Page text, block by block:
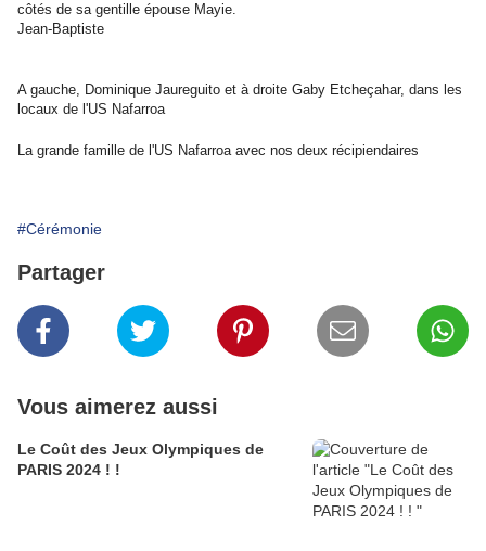
côtés de sa gentille épouse Mayie.
Jean-Baptiste
A gauche, Dominique Jaureguito et à droite Gaby Etcheçahar, dans les
locaux de l'US Nafarroa
La grande famille de l'US Nafarroa avec nos deux récipiendaires
#Cérémonie
Partager
Vous aimerez aussi
Le Coût des Jeux Olympiques de
PARIS 2024 ! !